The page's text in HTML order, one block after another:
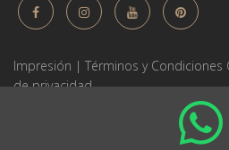
Impresión | Términos y Condiciones
de privacidad